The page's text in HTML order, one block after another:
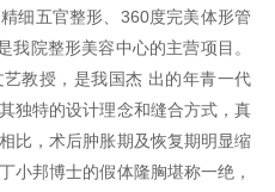
五官整形、360度完美体形管
院整形美容中心的主营项目。
教授，是我国杰 出的年青一代
独特的设计理念和缝合方式，真
比，术后肿胀期及恢复期明显缩
小邦博士的假体隆胸堪称一绝，